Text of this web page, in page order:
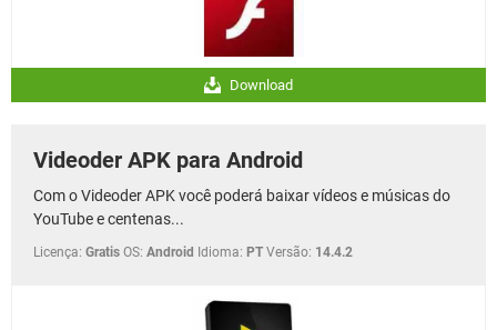
Download
Videoder APK para Android
Com o Videoder APK você poderá baixar vídeos e músicas do
YouTube e centenas...
Licença: Gratis OS: Android Idioma: PT Versão: 14.4.2